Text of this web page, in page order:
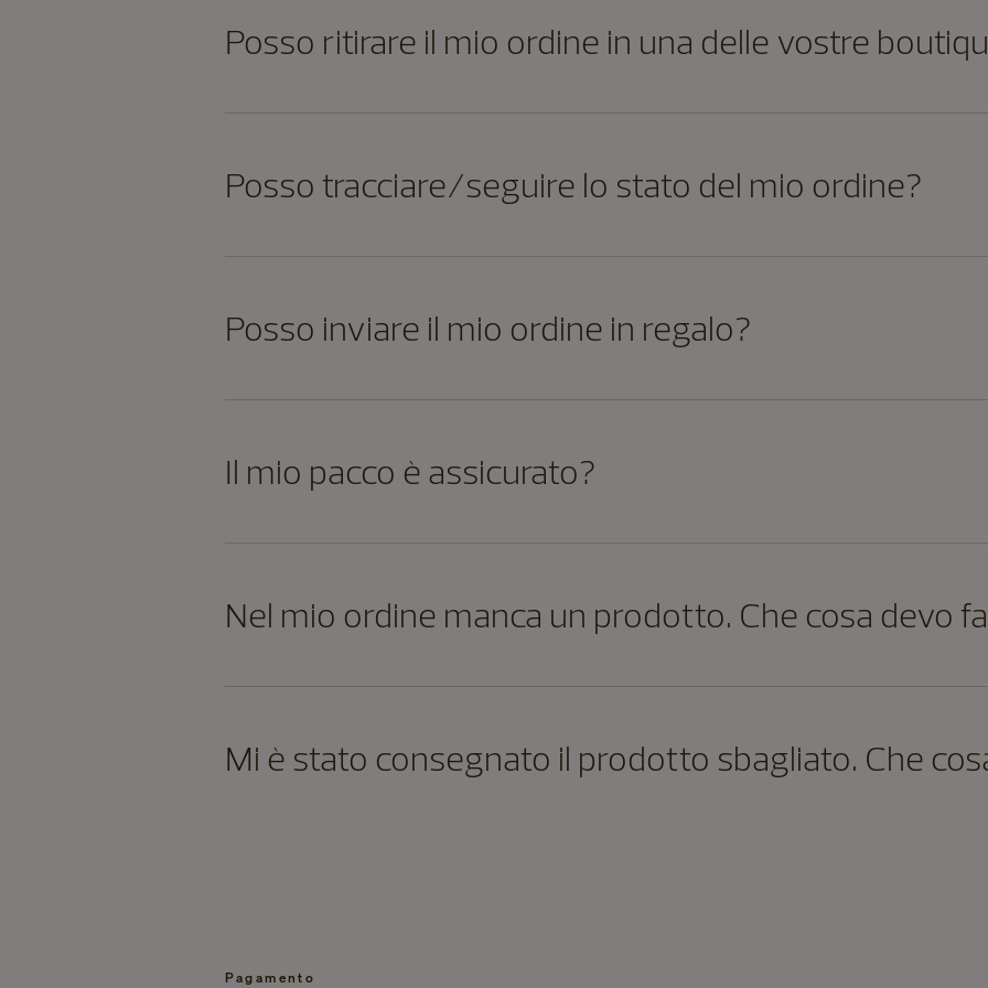
Posso ritirare il mio ordine in una delle vostre
Posso tracciare/seguire lo stato del mio ordine?
Posso inviare il mio ordine in regalo?
Il mio pacco è assicurato?
Nel mio ordine manca un prodotto. Che cosa devo
Mi è stato consegnato il prodotto sbagliato. Che
Pagamento